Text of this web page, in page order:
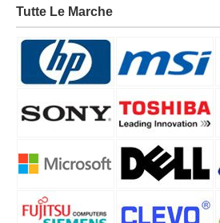
Tutte Le Marche